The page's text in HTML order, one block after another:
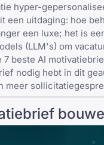
hyper-
een uitdaging: hoe
een luxe; het is
(LLM's) om
beste AI
nodig hebt in dit
meer